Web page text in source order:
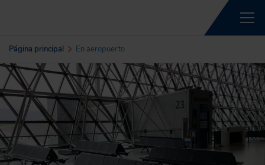
Página principal En aeropuerto